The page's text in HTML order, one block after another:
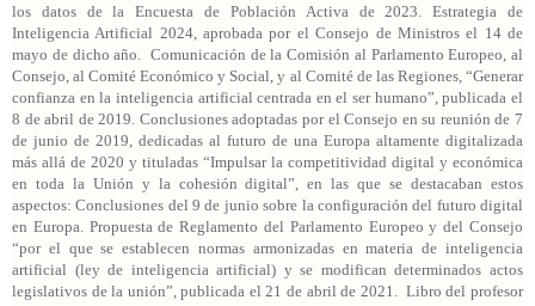
los datos de la Encuesta de Población Activa de 2023. Estrategia de
Inteligencia Artificial 2024, aprobada por el Consejo de Ministros el 14 de
mayo de dicho año. Comunicación de la Comisión al Parlamento Europeo, al
Consejo, al Comité Económico y Social, y al Comité de las Regiones, “Generar
confianza en la inteligencia artificial centrada en el ser humano”, publicada el
8 de abril de 2019. Conclusiones adoptadas por el Consejo en su reunión de 7
de junio de 2019, dedicadas al futuro de una Europa altamente digitalizada
más allá de 2020 y tituladas “Impulsar la competitividad digital y económica
en toda la Unión y la cohesión digital”, en las que se destacaban estos
aspectos: Conclusiones del 9 de junio sobre la configuración del futuro digital
en Europa. Propuesta de Reglamento del Parlamento Europeo y del Consejo
“por el que se establecen normas armonizadas en materia de inteligencia
artificial (ley de inteligencia artificial) y se modifican determinados actos
legislativos de la unión”, publicada el 21 de abril de 2021. Libro del profesor